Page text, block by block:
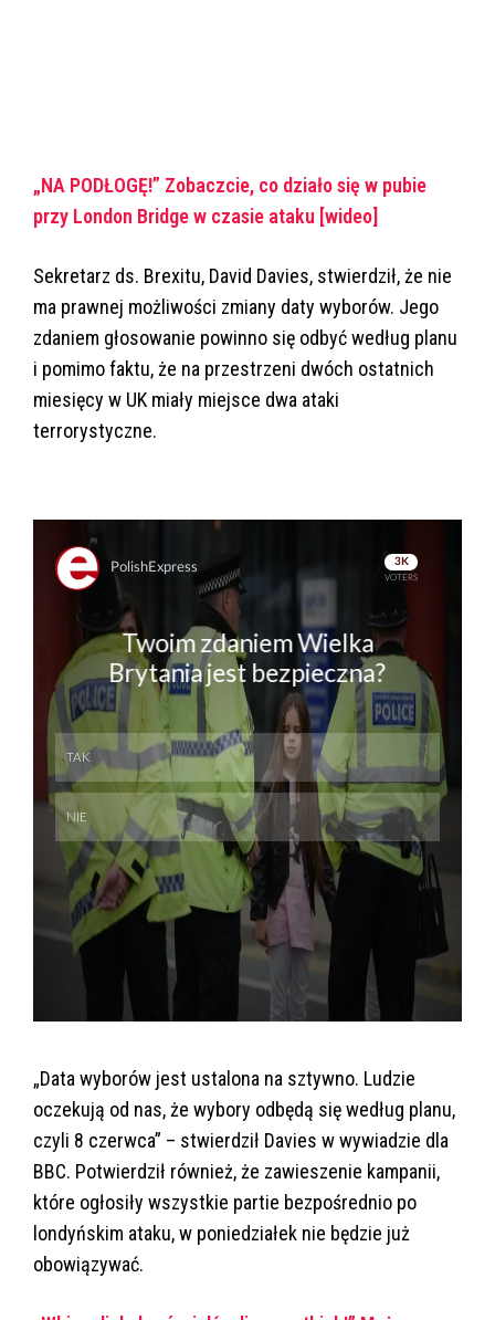
„NA PODŁOGĘ!” Zobaczcie, co działo się w pubie
przy London Bridge w czasie ataku [wideo]
Sekretarz ds. Brexitu, David Davies, stwierdził, że nie
ma prawnej możliwości zmiany daty wyborów. Jego
zdaniem głosowanie powinno się odbyć według planu
i pomimo faktu, że na przestrzeni dwóch ostatnich
miesięcy w UK miały miejsce dwa ataki
terrorystyczne.
Skip
Skip
„Data wyborów jest ustalona na sztywno. Ludzie
oczekują od nas, że wybory odbędą się według planu,
czyli 8 czerwca” – stwierdził Davies w wywiadzie dla
BBC. Potwierdził również, że zawieszenie kampanii,
które ogłosiły wszystkie partie bezpośrednio po
londyńskim ataku, w poniedziałek nie będzie już
obowiązywać.